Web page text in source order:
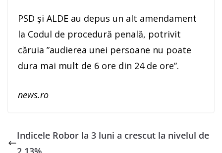
PSD şi ALDE au depus un alt amendament
la Codul de procedură penală, potrivit
căruia ”audierea unei persoane nu poate
dura mai mult de 6 ore din 24 de ore”.
news.ro
Indicele Robor la 3 luni a crescut la nivelul de